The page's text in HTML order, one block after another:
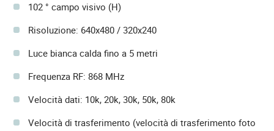
102 ° campo visivo (H)
Risoluzione: 640x480 / 320x240
Luce bianca calda fino a 5 metri
Frequenza RF: 868 MHz
Velocità dati: 10k, 20k, 30k, 50k, 80k
Velocità di trasferimento (velocità di trasferimento foto